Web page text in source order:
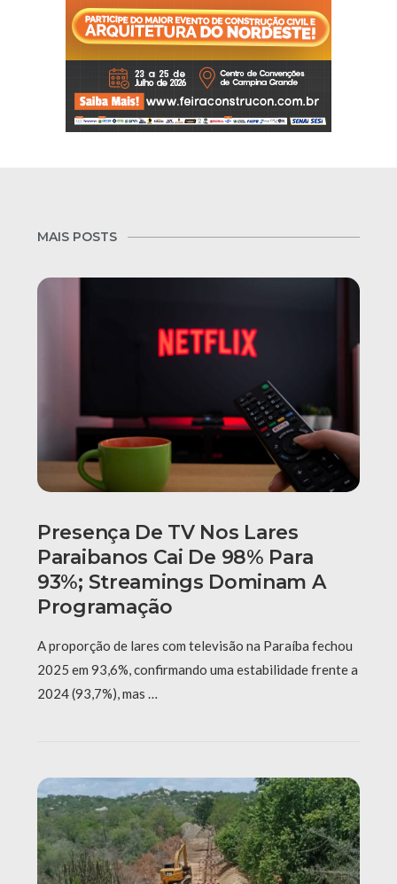
MAIS POSTS
Presença De TV Nos Lares
Paraibanos Cai De 98% Para
93%; Streamings Dominam A
Programação
A proporção de lares com televisão na Paraíba fechou
2025 em 93,6%, confirmando uma estabilidade frente a
2024 (93,7%), mas …